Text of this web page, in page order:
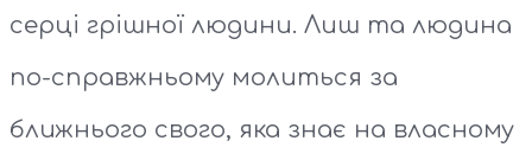
серці грішної людини. Лиш та людина
по-справжньому молиться за
ближнього свого, яка знає на власному